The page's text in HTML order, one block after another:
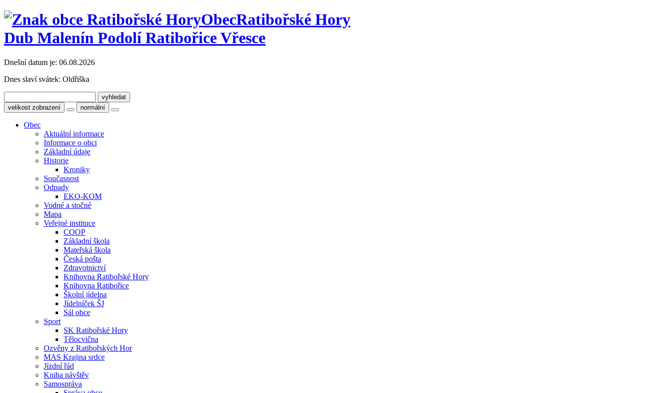
ObecRatibořské Hory
Dub Malenín Podolí Ratibořice Vřesce
Dnešní datum je: 06.08.2026
Dnes slaví svátek: Oldřiška
velikost zobrazení normální
Obec
Aktuální informace
Informace o obci
Základní údaje
Historie
Kroniky
Současnost
Odpady
EKO-KOM
Vodné a stočné
Mapa
Veřejné instituce
COOP
Základní škola
Mateřská škola
Česká pošta
Zdravotnictví
Knihovna Ratibořské Hory
Knihovna Ratibořice
Školní jídelna
Jídelníček ŠJ
Sál obce
Sport
SK Ratibořské Hory
Tělocvična
Ozvěny z Ratibořských Hor
MAS Krajina srdce
Jízdní řád
Kniha návštěv
Samospráva